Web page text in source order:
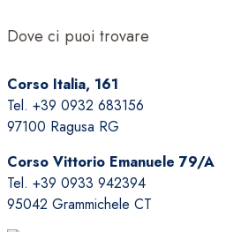
più
Le
opzioni
possono
scelte
nella
pagina
Dove ci puoi trovare
Corso Italia, 161
Tel. +39 0932 683156
97100 Ragusa RG
Corso Vittorio Emanuele 79/A
Tel. +39 0933 942394
95042 Grammichele CT